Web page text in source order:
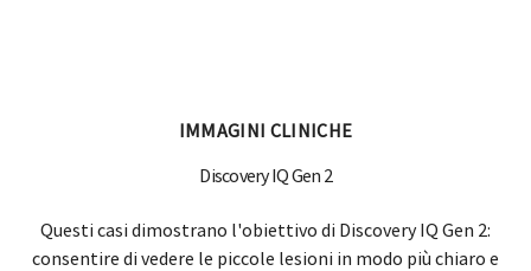
IMMAGINI CLINICHE
Discovery IQ Gen 2
Questi casi dimostrano l'obiettivo di Discovery IQ Gen 2:
consentire di vedere le piccole lesioni in modo più chiaro e